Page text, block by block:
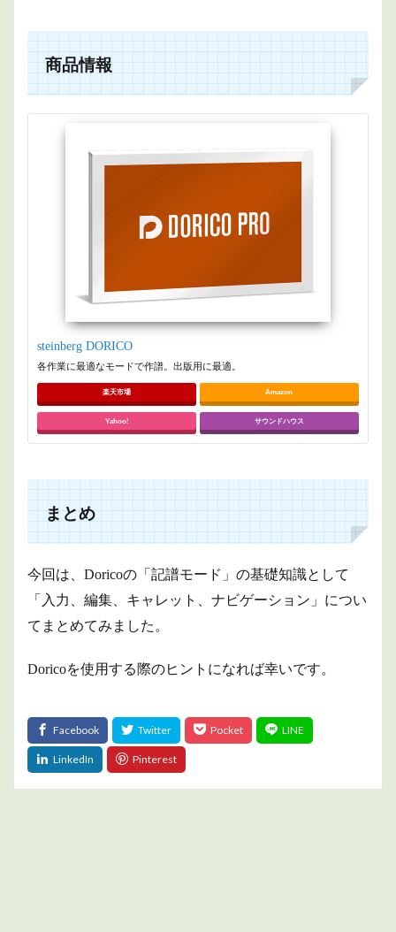
商品情報
steinberg DORICO
各作業に最適なモードで作譜。出版用に最適。
楽天市場 Amazon
Yahoo! サウンドハウス
まとめ
今回は、Doricoの「記譜モード」の基礎知識として
「入力、編集、キャレット、ナビゲーション」につい
てまとめてみました。
Doricoを使用する際のヒントになれば幸いです。